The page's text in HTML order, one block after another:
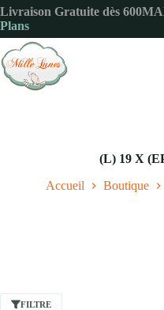
Passer
au
contenu
Livraison Gratuite dès
Plans
(L) 19 X
Accueil Boutique
FILTRE